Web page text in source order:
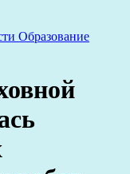
Образование